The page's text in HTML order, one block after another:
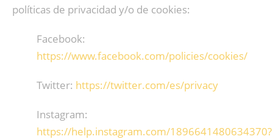
políticas de privacidad y/o de cookies:
Facebook:
https://www.facebook.com/policies/cookies/
Twitter: https://twitter.com/es/privacy
Instagram:
https://help.instagram.com/1896641480634370?